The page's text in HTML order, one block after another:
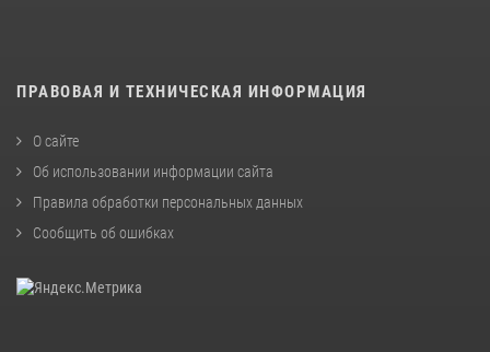
ПРАВОВАЯ И ТЕХНИЧЕСКАЯ ИНФОРМАЦИЯ
О сайте
Об использовании информации сайта
Правила обработки персональных данных
Сообщить об ошибках